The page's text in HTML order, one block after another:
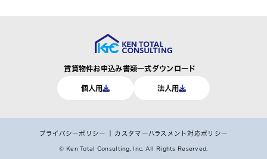
賃貸物件お申込み書類一式ダウンロード
個人用 法人用
プライバシーポリシー カスタマーハラスメント対応ポリシー
© Ken Total Consulting, Inc. All Rights Reserved.